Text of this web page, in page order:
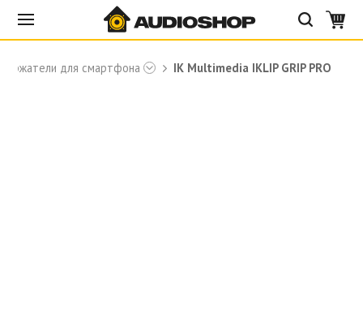
для смартфона IK Multimedia IKLIP GRIP PRO